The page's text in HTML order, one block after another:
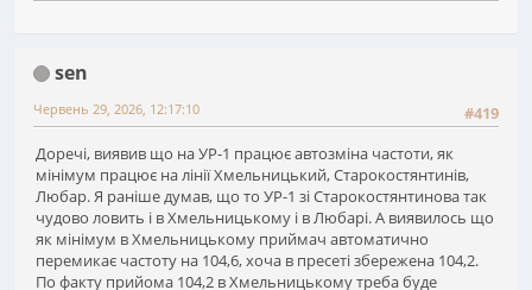
sen
#419
Червень 29, 2026, 12:17:10
Доречі, виявив що на УР-1 працює автозміна частоти, як
мінімум працює на лінії Хмельницький, Старокостянтинів,
Любар. Я раніше думав, що то УР-1 зі Старокостянтинова так
чудово ловить і в Хмельницькому і в Любарі. А виявилось що
як мінімум в Хмельницькому приймач автоматично
перемикає частоту на 104,6, хоча в пресеті збережена 104,2.
По факту прийома 104,2 в Хмельницькому треба буде